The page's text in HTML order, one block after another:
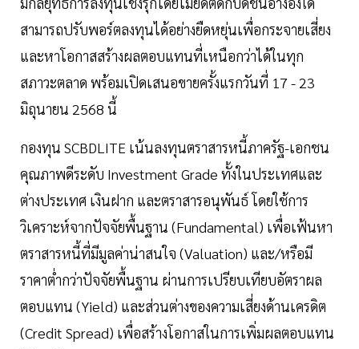
สามารถปรับพอร์ตลงทุนได้อย่างยืดหยุ่นเพื่อกระจายเสี่ยง
และหาโอกาสสร้างผลตอบแทนที่เหนือกว่าได้ในทุก
สภาวะตลาด พร้อมเปิดเสนอขายครั้งแรกวันที่ 17 - 23
มิถุนายน 2568 นี้
กองทุน SCBDLITE เน้นลงทุนตราสารหนี้ภาครัฐ-เอกชน
คุณภาพดีระดับ Investment Grade ทั้งในประเทศและ
ต่างประเทศ เงินฝาก และตราสารอนุพันธ์ โดยใช้การ
วิเคราะห์จากปัจจัยพื้นฐาน (Fundamental) เพื่อเฟ้นหา
ตราสารหนี้ที่มีมูลค่าน่าสนใจ (Valuation) และ/หรือมี
ราคาต่ำกว่าปัจจัยพื้นฐาน ผ่านการเปรียบเทียบอัตราผล
ตอบแทน (Yield) และส่วนต่างของความเสี่ยงด้านเครดิต
(Credit Spread) เพื่อสร้างโอกาสในการเพิ่มผลตอบแทน